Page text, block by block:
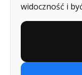
widoczność i